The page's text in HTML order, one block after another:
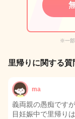
※一部
里帰りに関する質
ma
義両親の愚痴です
目妊娠中で里帰り